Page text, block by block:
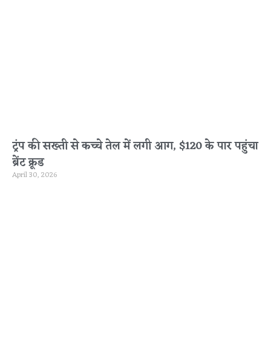
ट्रंप की सख्ती से कच्चे तेल में लगी आग, $120 के पार पहुंचा
ब्रेंट क्रूड
April 30, 2026